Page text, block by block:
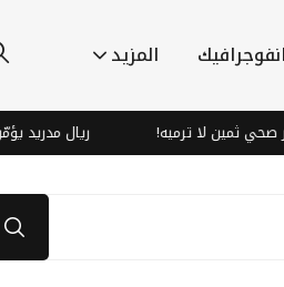
انفوجرافيك المزيد
لا ترميه! ريال مدريد يؤمّن